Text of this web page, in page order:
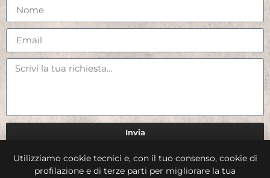
Invia
Credits
Utilizziamo cookie tecnici e, con il tuo consenso, cookie di
profilazione e di terze parti per migliorare la tua